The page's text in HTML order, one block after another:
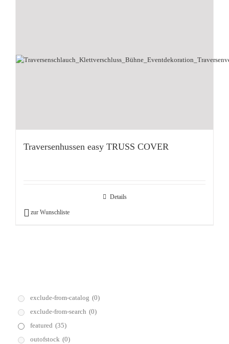
Traversenhussen easy TRUSS COVER
Details
zur Wunschliste
exclude-from-catalog (0)
exclude-from-search (0)
featured (35)
outofstock (0)